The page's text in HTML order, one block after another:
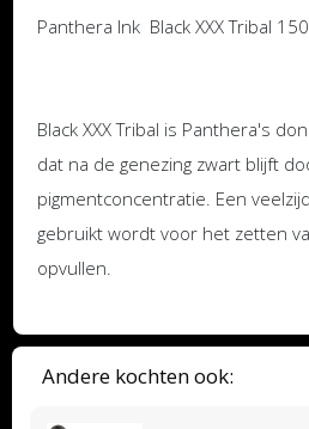
Andere kochten ook:
Panthera Ink Black XXX Tribal
Black XXX Tribal is Panthera's
dat na de genezing zwart blijft
pigmentconcentratie. Een
gebruikt wordt voor het zetten
opvullen.